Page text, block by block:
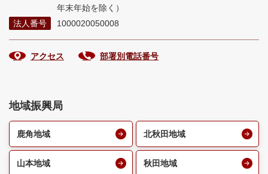
年末年始を除く）
法人番号
1000020050008
アクセス 部署別電話番号
地域振興局
鹿角地域 北秋田地域
山本地域 秋田地域